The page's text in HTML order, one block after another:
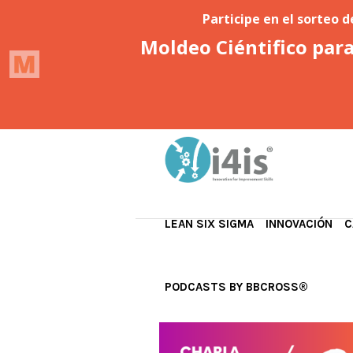
LEAN SIX SIGMA INNOVACIÓN
PODCASTS BY BBCROSS®